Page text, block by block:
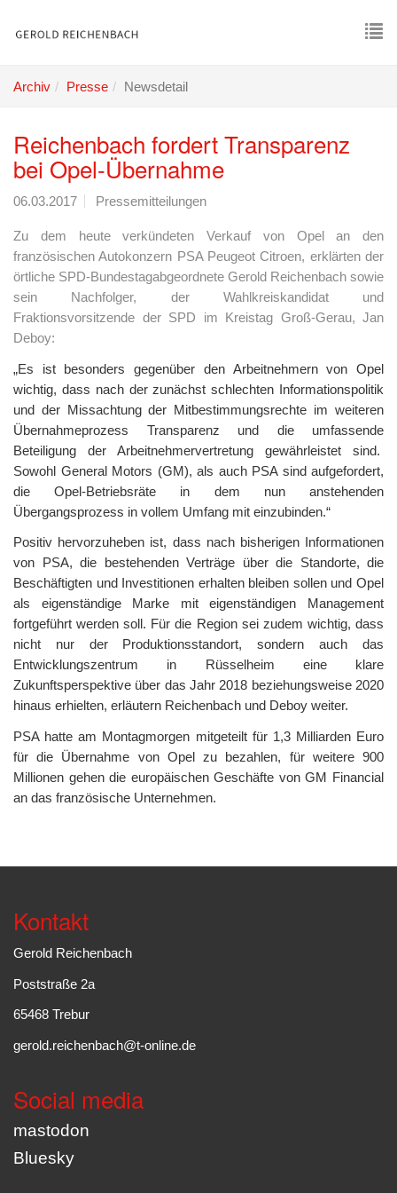
Archiv Presse Newsdetail
Reichenbach fordert Transparenz
bei Opel-Übernahme
06.03.2017 Pressemitteilungen
Zu dem heute verkündeten Verkauf von Opel an den
französischen Autokonzern PSA Peugeot Citroen, erklärten der
örtliche SPD-Bundestagabgeordnete Gerold Reichenbach sowie
sein Nachfolger, der Wahlkreiskandidat und
Fraktionsvorsitzende der SPD im Kreistag Groß-Gerau, Jan
Deboy:
„Es ist besonders gegenüber den Arbeitnehmern von Opel
wichtig, dass nach der zunächst schlechten Informationspolitik
und der Missachtung der Mitbestimmungsrechte im weiteren
Übernahmeprozess Transparenz und die umfassende
Beteiligung der Arbeitnehmervertretung gewährleistet sind.
Sowohl General Motors (GM), als auch PSA sind aufgefordert,
die Opel-Betriebsräte in dem nun anstehenden
Übergangsprozess in vollem Umfang mit einzubinden.“
Positiv hervorzuheben ist, dass nach bisherigen Informationen
von PSA, die bestehenden Verträge über die Standorte, die
Beschäftigten und Investitionen erhalten bleiben sollen und Opel
als eigenständige Marke mit eigenständigen Management
fortgeführt werden soll. Für die Region sei zudem wichtig, dass
nicht nur der Produktionsstandort, sondern auch das
Entwicklungszentrum in Rüsselheim eine klare
Zukunftsperspektive über das Jahr 2018 beziehungsweise 2020
hinaus erhielten, erläutern Reichenbach und Deboy weiter.
PSA hatte am Montagmorgen mitgeteilt für 1,3 Milliarden Euro
für die Übernahme von Opel zu bezahlen, für weitere 900
Millionen gehen die europäischen Geschäfte von GM Financial
an das französische Unternehmen.
Kontakt
Gerold Reichenbach
Poststraße 2a
65468 Trebur
gerold.reichenbach@t-online.de
Social media
mastodon
Bluesky